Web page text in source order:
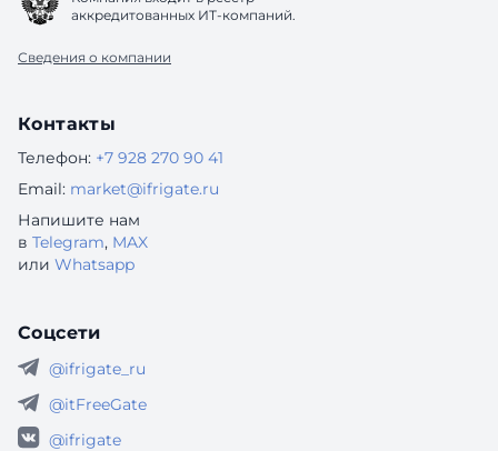
аккредитованных ИТ-компаний.
Сведения о компании
Контакты
Телефон: +7 928 270 90 41
Email: market@ifrigate.ru
Напишите нам
в Telegram, MAX
или Whatsapp
Соцсети
@ifrigate_ru
@itFreeGate
@ifrigate